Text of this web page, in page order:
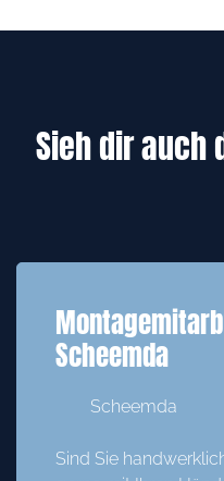
Sieh dir auch
Scheemda
Scheemda
Sind Sie